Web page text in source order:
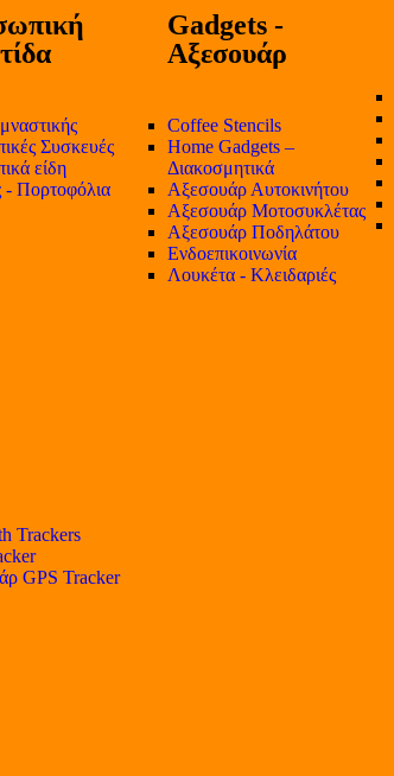
Συσκευές
είδη
- Πορτοφόλια
Gadgets -
Αξεσουάρ
Coffee Stencils
Home Gadgets –
Διακοσμητικά
Αξεσουάρ Αυτοκινήτου
Αξεσουάρ Μοτοσυκλέτας
Αξεσουάρ Ποδηλάτου
Ενδοεπικοινωνία
Λουκέτα - Κλειδαριές
Trackers
GPS Tracker